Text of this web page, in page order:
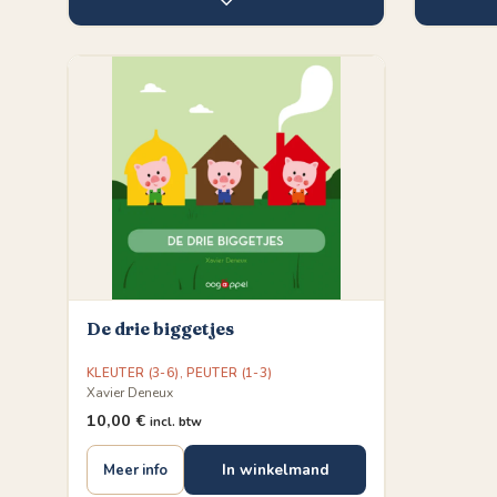
De drie biggetjes
KLEUTER (3-6),PEUTER (1-3)
Xavier Deneux
10,00 € incl. btw
Meer info In winkelmand